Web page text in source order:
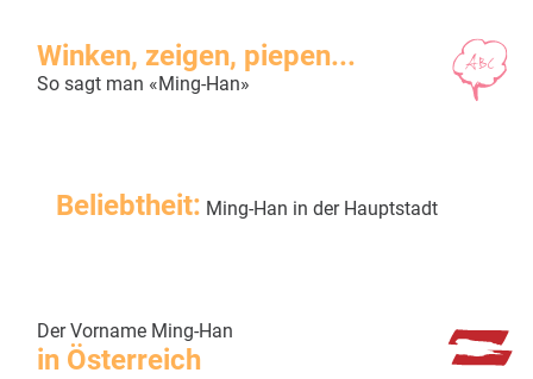
Winken, zeigen, piepen...
So sagt man «Ming-Han»
Beliebtheit: Ming-Han in der Hauptstadt
Der Vorname Ming-Han
in Österreich